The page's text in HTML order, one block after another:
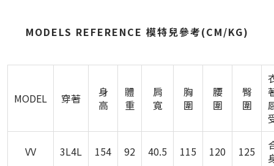
MODELS REFERENCE 模特兒參考(CM/KG)
MODEL 穿著
身
高
體
重
肩
寬
胸
圍
腰
圍
臀
圍
VV 3L4L 154 92 40.5 115 120 125